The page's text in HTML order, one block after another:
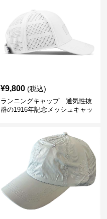
¥9,800 (税込)
ランニングキャップ 通気性抜
群の1916年記念メッシュキャッ